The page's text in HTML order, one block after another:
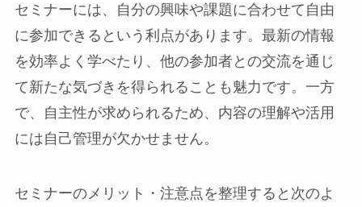
セミナーには、自分の興味や課題に合わせて自由
に参加できるという利点があります。最新の情報
を効率よく学べたり、他の参加者との交流を通じ
て新たな気づきを得られることも魅力です。一方
で、自主性が求められるため、内容の理解や活用
には自己管理が欠かせません。
セミナーのメリット・注意点を整理すると次のよ